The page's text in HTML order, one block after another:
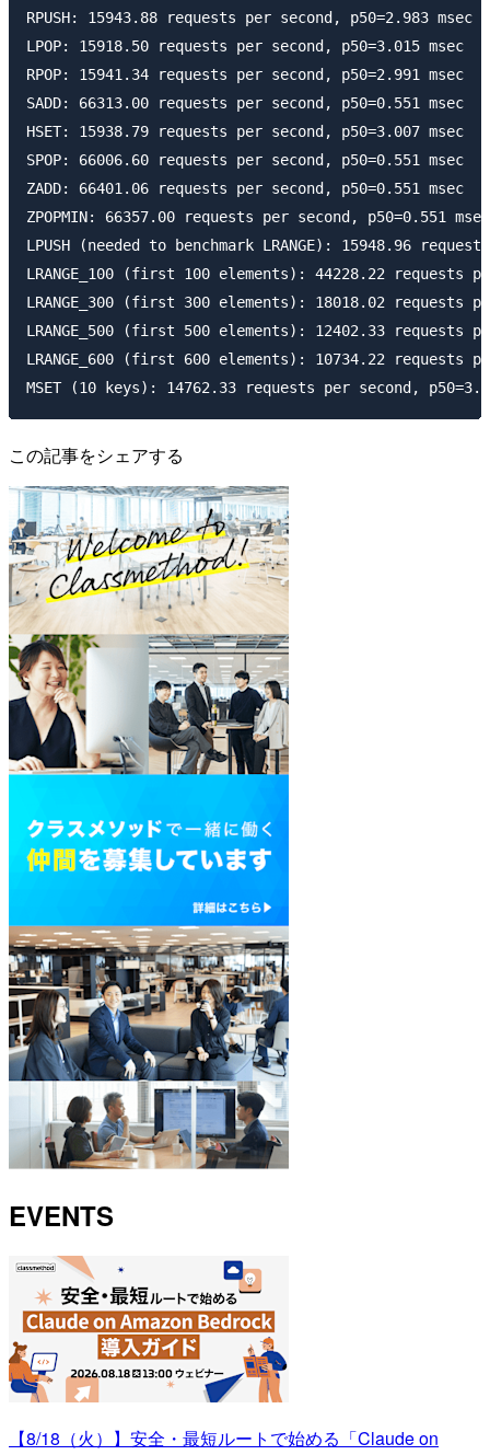
RPUSH: 15943.88 requests per second, p50=2.983 msec
LPOP: 15918.50 requests per second, p50=3.015 msec
RPOP: 15941.34 requests per second, p50=2.991 msec
SADD: 66313.00 requests per second, p50=0.551 msec
HSET: 15938.79 requests per second, p50=3.007 msec
SPOP: 66006.60 requests per second, p50=0.551 msec
ZADD: 66401.06 requests per second, p50=0.551 msec
ZPOPMIN: 66357.00 requests per second, p50=0.551 msec
LPUSH (needed to benchmark LRANGE): 15948.96
LRANGE_100 (first 100 elements): 44228.22 requests
LRANGE_300 (first 300 elements): 18018.02 requests
LRANGE_500 (first 500 elements): 12402.33 requests
LRANGE_600 (first 600 elements): 10734.22 requests
この記事をシェアする
EVENTS
【8/18（火）】安全・最短ルートで始める「Claude on